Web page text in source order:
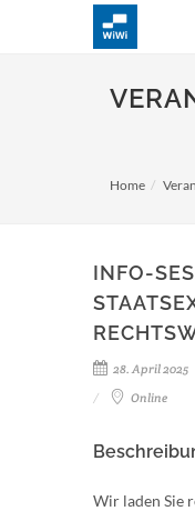
Home
INFO-
28. April 2025
Online
Wir laden Sie